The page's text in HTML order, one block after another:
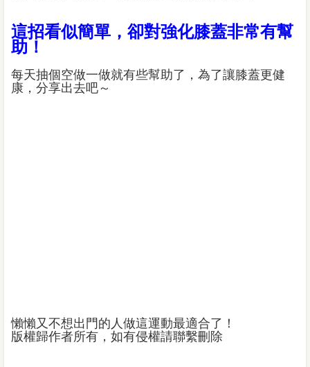
這招看似簡單，卻對強化膝蓋非常有幫
助！
每天抽個空做一做就有些幫助了，為了讓膝蓋更健
康，分享出去吧～
懶懶又不想出門的人做這運動最適合了！
版權歸作者所有，如有侵權請聯繫刪除